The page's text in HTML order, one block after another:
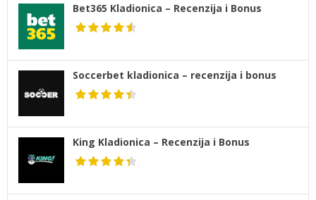
Bet365 Kladionica – Recenzija i Bonus
Soccerbet kladionica – recenzija i bonus
King Kladionica – Recenzija i Bonus